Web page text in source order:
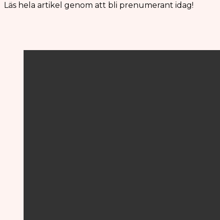
Läs hela artikel genom att bli prenumerant idag!